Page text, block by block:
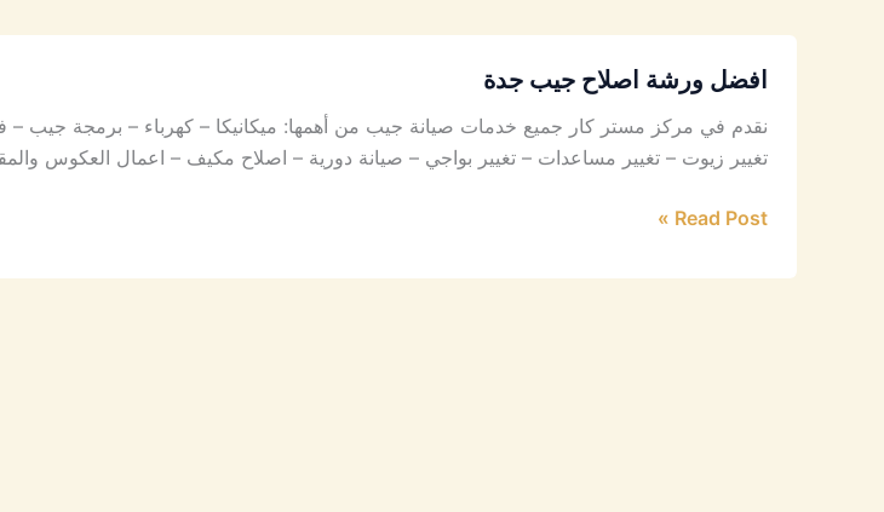
افضل ورشة اصلاح جيب جدة
نقدم في مركز مستر كار جميع خدمات صيانة جيب من أهمها: ميكانيكا – كهرباء – برمجة
تغيير زيوت – تغيير مساعدات – تغيير بواجي – صيانة دورية – اصلاح مكيف – اعمال العكوس
Read Post »